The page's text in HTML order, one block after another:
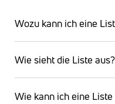
Wozu kann ich eine
Wie sieht die Liste aus?
Wie kann ich eine